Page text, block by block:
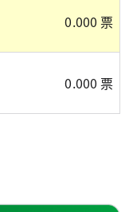
0.000 票
0.000 票